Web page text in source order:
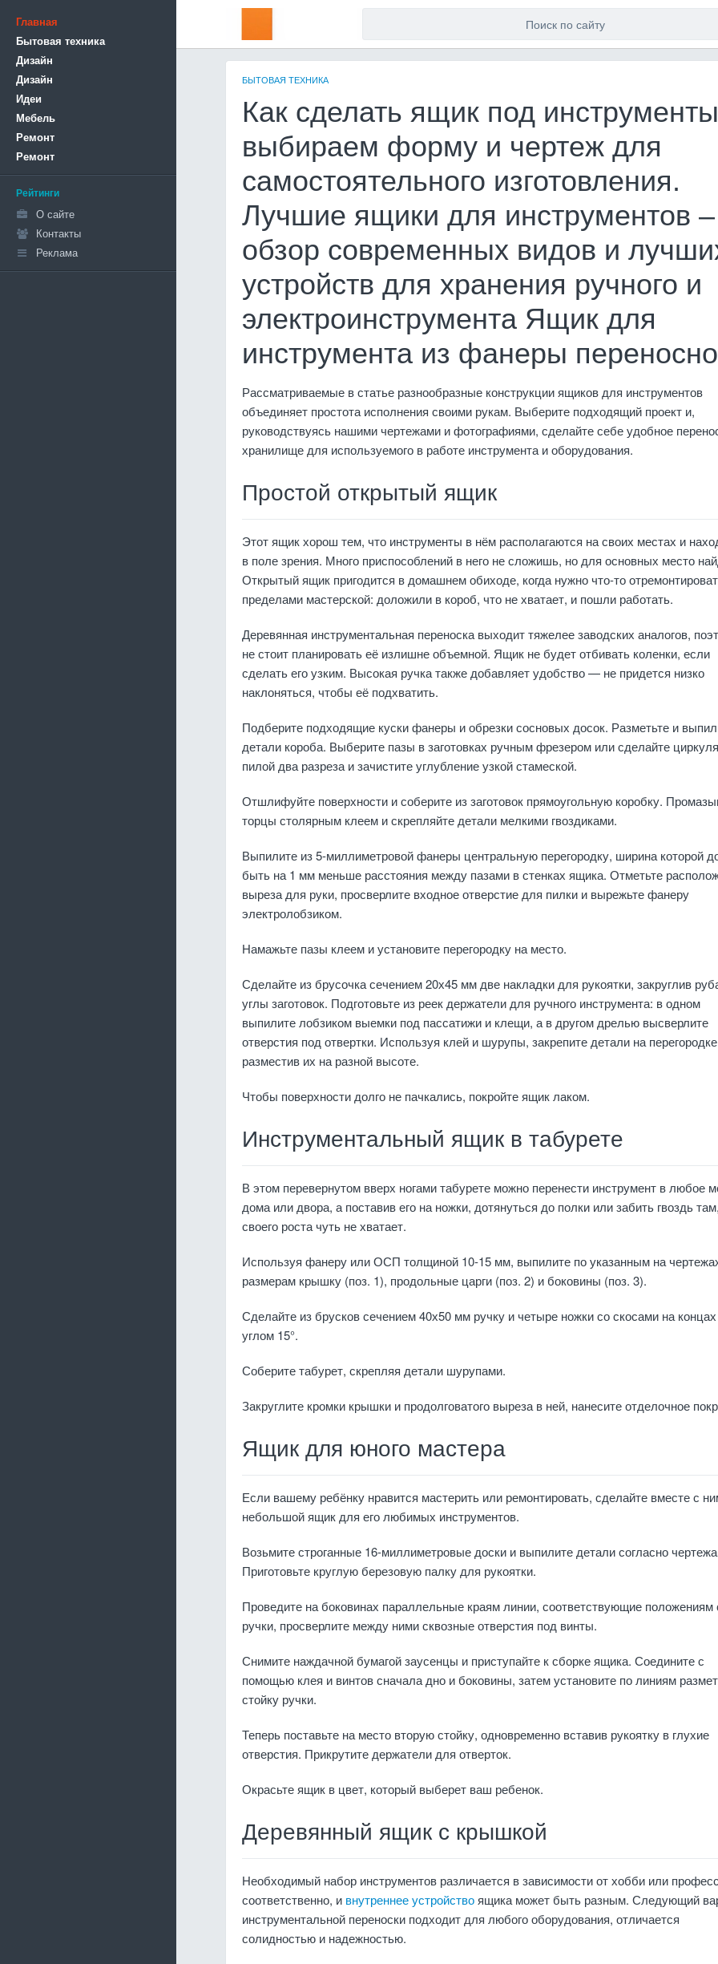
Главная
Бытовая техника
Дизайн
Дизайн
Идеи
Мебель
Ремонт
Ремонт
Рейтинги
О сайте
Контакты
Реклама
БЫТОВАЯ ТЕХНИКА
Как сделать ящик под
выбираем форму и чертеж для
самостоятельного изготовления.
Лучшие ящики для инструментов –
обзор современных видов и
устройств для хранения ручного и
электроинструмента Ящик для
инструмента из фанеры
Рассматриваемые в статье разнообразные конструкции ящиков для инструментов
объединяет простота исполнения своими рукам. Выберите подходящий проект и,
руководствуясь нашими чертежами и фотографиями, сделайте себе удобное
хранилище для используемого в работе инструмента и оборудования.
Простой открытый ящик
Этот ящик хорош тем, что инструменты в нём располагаются на своих местах и
в поле зрения. Много приспособлений в него не сложишь, но для основных место
Открытый ящик пригодится в домашнем обиходе, когда нужно что-то
пределами мастерской: доложили в короб, что не хватает, и пошли работать.
Деревянная инструментальная переноска выходит тяжелее заводских аналогов,
не стоит планировать её излишне объемной. Ящик не будет отбивать коленки, если
сделать его узким. Высокая ручка также добавляет удобство — не придется низко
наклоняться, чтобы её подхватить.
Подберите подходящие куски фанеры и обрезки сосновых досок. Разметьте и
детали короба. Выберите пазы в заготовках ручным фрезером или сделайте
пилой два разреза и зачистите углубление узкой стамеской.
Отшлифуйте поверхности и соберите из заготовок прямоугольную коробку.
торцы столярным клеем и скрепляйте детали мелкими гвоздиками.
Выпилите из 5-миллиметровой фанеры центральную перегородку, ширина которой
быть на 1 мм меньше расстояния между пазами в стенках ящика. Отметьте
выреза для руки, просверлите входное отверстие для пилки и вырежьте фанеру
электролобзиком.
Намажьте пазы клеем и установите перегородку на место.
Сделайте из брусочка сечением 20х45 мм две накладки для рукоятки, закруглив
углы заготовок. Подготовьте из реек держатели для ручного инструмента: в одном
выпилите лобзиком выемки под пассатижи и клещи, а в другом дрелью высверлите
отверстия под отвертки. Используя клей и шурупы, закрепите детали на
разместив их на разной высоте.
Чтобы поверхности долго не пачкались, покройте ящик лаком.
Инструментальный ящик в табурете
В этом перевернутом вверх ногами табурете можно перенести инструмент в любое
дома или двора, а поставив его на ножки, дотянуться до полки или забить гвоздь
своего роста чуть не хватает.
Используя фанеру или ОСП толщиной 10-15 мм, выпилите по указанным на
размерам крышку (поз. 1), продольные царги (поз. 2) и боковины (поз. 3).
Сделайте из брусков сечением 40х50 мм ручку и четыре ножки со скосами на
углом 15°.
Соберите табурет, скрепляя детали шурупами.
Закруглите кромки крышки и продолговатого выреза в ней, нанесите отделочное
Ящик для юного мастера
Если вашему ребёнку нравится мастерить или ремонтировать, сделайте вместе с
небольшой ящик для его любимых инструментов.
Возьмите строганные 16-миллиметровые доски и выпилите детали согласно
Приготовьте круглую березовую палку для рукоятки.
Проведите на боковинах параллельные краям линии, соответствующие положениям
ручки, просверлите между ними сквозные отверстия под винты.
Снимите наждачной бумагой заусенцы и приступайте к сборке ящика. Соедините с
помощью клея и винтов сначала дно и боковины, затем установите по линиям
стойку ручки.
Теперь поставьте на место вторую стойку, одновременно вставив рукоятку в глухие
отверстия. Прикрутите держатели для отверток.
Окрасьте ящик в цвет, который выберет ваш ребенок.
Деревянный ящик с крышкой
Необходимый набор инструментов различается в зависимости от хобби или
соответственно, и внутреннее устройствоящика может быть разным. Следующий
инструментальной переноски подходит для любого оборудования, отличается
солидностью и надежностью.